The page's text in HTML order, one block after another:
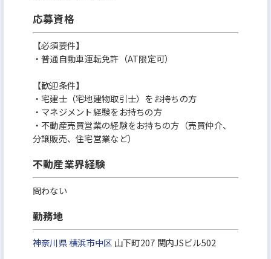
応募資格
【必須要件】
・普通自動車運転免許（AT限定可）
【歓迎条件】
・宅建士（宅地建物取引士）をお持ちの方
・マネジメント経験をお持ちの方
・不動産売買営業の経験をお持ちの方（売買仲介、
分譲販売、住宅営業など）
不動産業界経験
問わない
勤務地
神奈川県横浜市中区 山下町207 関内JSビル502